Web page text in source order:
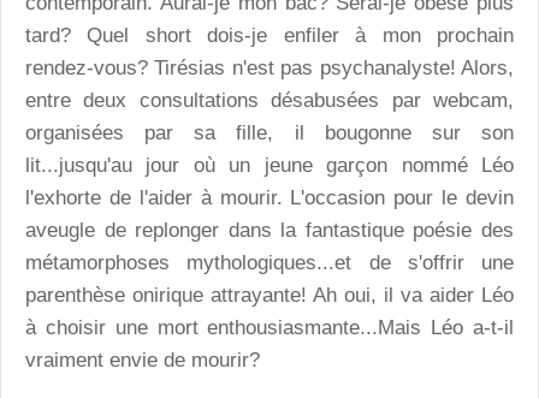
tard? Quel short dois-je enfiler à mon prochain
rendez-vous? Tirésias n'est pas psychanalyste! Alors,
entre deux consultations désabusées par webcam,
organisées par sa fille, il bougonne sur son
lit...jusqu'au jour où un jeune garçon nommé Léo
l'exhorte de l'aider à mourir. L'occasion pour le devin
aveugle de replonger dans la fantastique poésie des
métamorphoses mythologiques...et de s'offrir une
parenthèse onirique attrayante! Ah oui, il va aider Léo
à choisir une mort enthousiasmante...Mais Léo a-t-il
vraiment envie de mourir?